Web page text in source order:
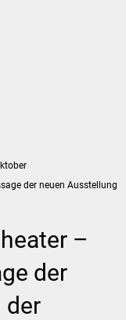
der neuen Ausstellung
–
der
der